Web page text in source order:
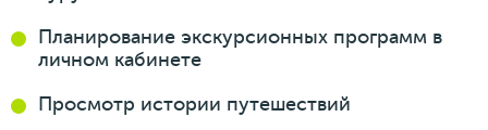
Планирование экскурсионных программ в
личном кабинете
Просмотр истории путешествий